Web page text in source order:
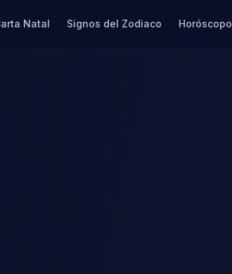
Natal Signos del Zodiaco Horóscopo